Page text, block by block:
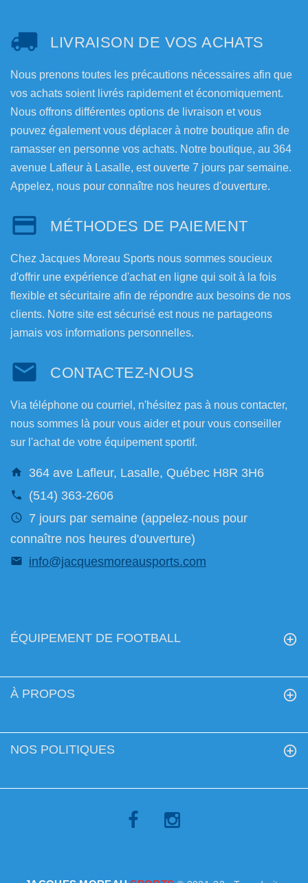
LIVRAISON DE VOS ACHATS
Nous prenons toutes les précautions nécessaires afin que
vos achats soient livrés rapidement et économiquement.
Nous offrons différentes options de livraison et vous
pouvez également vous déplacer à notre boutique afin de
ramasser en personne vos achats. Notre boutique, au 364
avenue Lafleur à Lasalle, est ouverte 7 jours par semaine.
Appelez, nous pour connaître nos heures d'ouverture.
MÉTHODES DE PAIEMENT
Chez Jacques Moreau Sports nous sommes soucieux
d'offrir une expérience d'achat en ligne qui soit à la fois
flexible et sécuritaire afin de répondre aux besoins de nos
clients. Notre site est sécurisé est nous ne partageons
jamais vos informations personnelles.
CONTACTEZ-NOUS
Via téléphone ou courriel, n'hésitez pas à nous contacter,
nous sommes là pour vous aider et pour vous conseiller
sur l'achat de votre équipement sportif.
364 ave Lafleur, Lasalle, Québec H8R 3H6
(514) 363-2606
7 jours par semaine (appelez-nous pour
connaître nos heures d'ouverture)
info@jacquesmoreausports.com
ÉQUIPEMENT DE FOOTBALL
À PROPOS
NOS POLITIQUES